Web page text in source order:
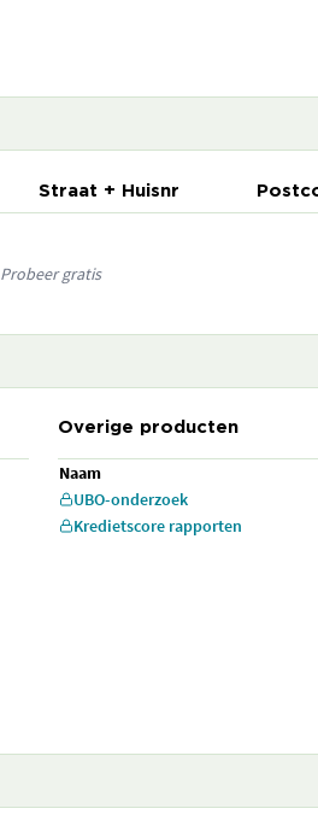
Straat + Huisnr
Probeer gratis
Overige producten
Naam
UBO-onderzoek
Kredietscore rapporten